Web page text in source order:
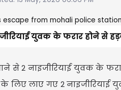
युवक के फरार होने से
से 2 नाइजीरियाई युवक के
लाए गए 2 नाइजीरियाई